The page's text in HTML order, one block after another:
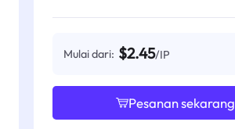
Mulai dari: $2.45/IP
Pesanan sekarang